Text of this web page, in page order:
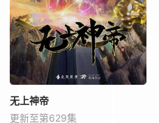
无上神帝
更新至第629集